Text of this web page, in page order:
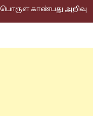
காண்பது அறிவு